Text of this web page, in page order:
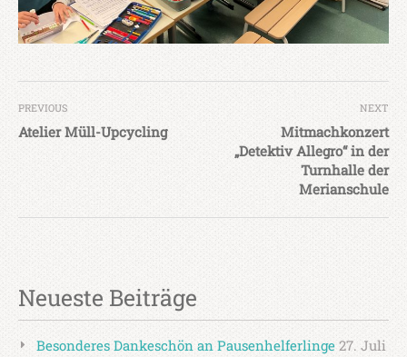
PREVIOUS
Atelier Müll-Upcycling
NEXT
Mitmachkonzert
„Detektiv Allegro“ in der
Turnhalle der
Merianschule
Neueste Beiträge
Besonderes Dankeschön an Pausenhelferlinge 27. Juli